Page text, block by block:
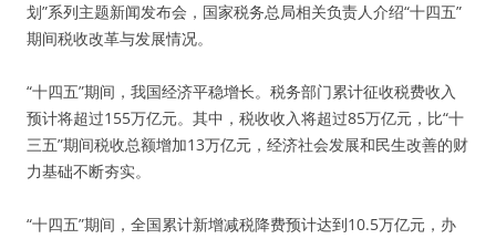
划”系列主题新闻发布会，国家税务总局相关负责人介绍“十四五”
期间税收改革与发展情况。
“十四五”期间，我国经济平稳增长。税务部门累计征收税费收入
预计将超过155万亿元。其中，税收收入将超过85万亿元，比“十
三五”期间税收总额增加13万亿元，经济社会发展和民生改善的财
力基础不断夯实。
“十四五”期间，全国累计新增减税降费预计达到10.5万亿元，办